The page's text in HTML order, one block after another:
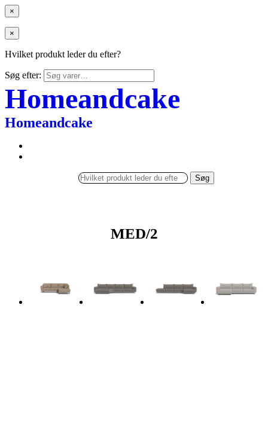
×
×
Hvilket produkt leder du efter?
Søg efter:
Homeandcake
Homeandcake
Søg
MED/2